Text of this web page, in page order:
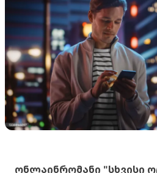
ონლაინრომანი "სხვისი